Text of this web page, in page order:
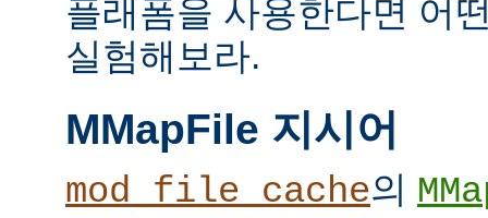
플래폼을 사용한다면 어
실험해보라.
MMapFile 지시어
mod_file_cache의